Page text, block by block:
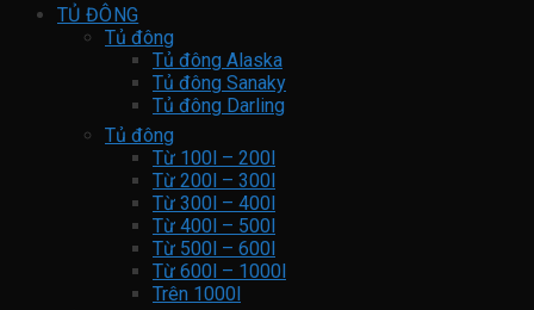
TỦ ĐÔNG
Tủ đông
Tủ đông Alaska
Tủ đông Sanaky
Tủ đông Darling
Tủ đông
Từ 100l – 200l
Từ 200l – 300l
Từ 300l – 400l
Từ 400l – 500l
Từ 500l – 600l
Từ 600l – 1000l
Trên 1000l